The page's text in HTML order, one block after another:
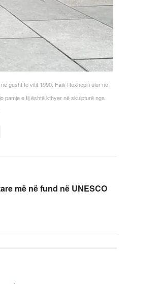
gusht të vitit 1990. Faik Rexhepi i ulur në
pamje e tij është kthyer në skulpturë nga
më në fund në UNESCO